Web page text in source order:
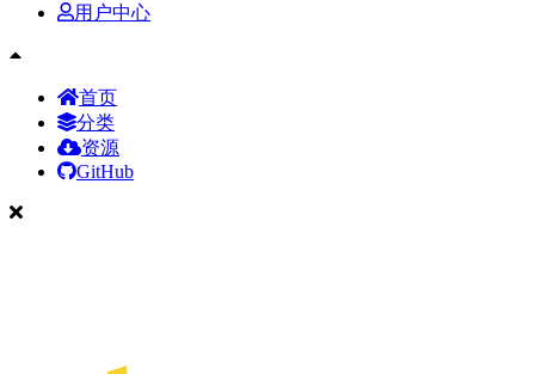
用户中心
首页
分类
资源
GitHub